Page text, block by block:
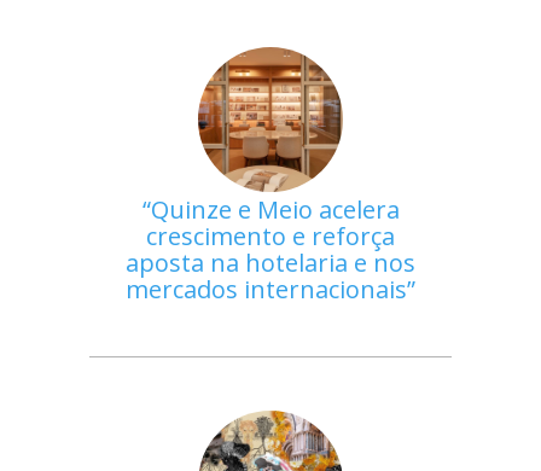
Quinze e Meio acelera
crescimento e reforça
aposta na hotelaria e nos
mercados internacionais